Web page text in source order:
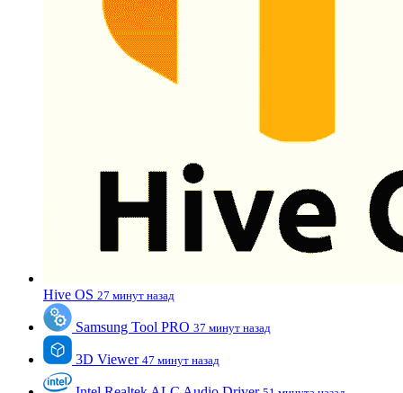
Hive OS 27 минут назад
Samsung Tool PRO 37 минут назад
3D Viewer 47 минут назад